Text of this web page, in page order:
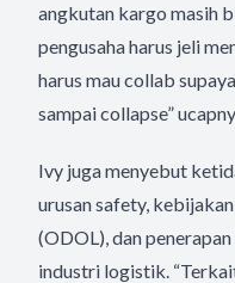
angkutan kargo masih
pengusaha harus jeli
harus mau collab
sampai collapse”
Ivy juga menyebut
urusan safety,
(ODOL), dan
industri logistik.